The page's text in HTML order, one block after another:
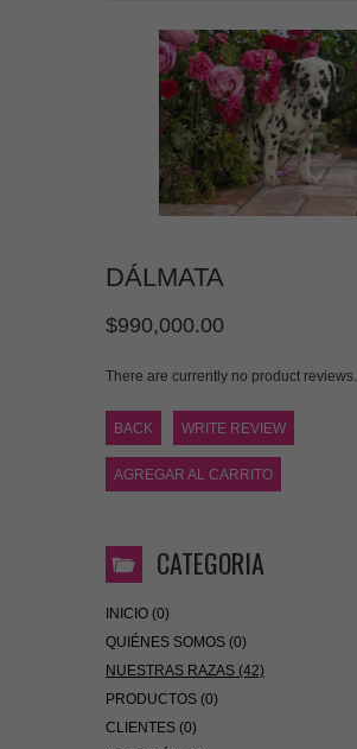
DÁLMATA
$990,000.00
There are currently no product reviews.
BACK WRITE REVIEW
AGREGAR AL CARRITO
CATEGORIA
INICIO (0)
QUIÉNES SOMOS (0)
NUESTRAS RAZAS (42)
PRODUCTOS (0)
CLIENTES (0)